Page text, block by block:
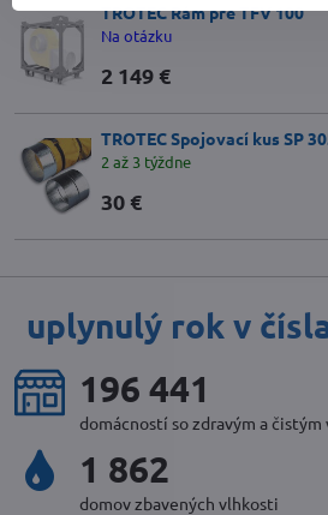
TROTEC Rám pre TFV 100
Na otázku
2 149 €
TROTEC Spojovací kus SP
2 až 3 týždne
30 €
uplynulý rok v
218 596
domácností so zdravým a čistým
2 072
domov zbavených vlhkosti